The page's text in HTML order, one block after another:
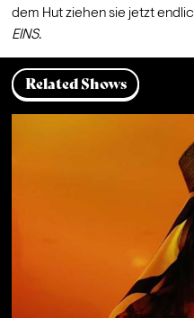
EINS.
Related Shows